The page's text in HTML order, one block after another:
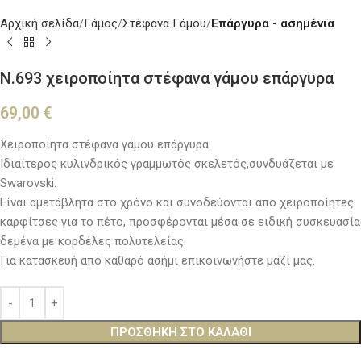
Αρχική σελίδα Γάμος Στέφανα Γάμου Επάργυρα - ασημένια
Ν.693 χειροποίητα στέφανα γάμου επάργυρα
69,00 €
Χειροποίητα στέφανα γάμου επάργυρα.
Ιδιαίτερος κυλινδρικός γραμμωτός σκελετός,συνδυάζεται με
Swarovski.
Είναι αμετάβλητα στο χρόνο και συνοδεύονται απο χειροποίητες
καρφίτσες για το πέτο, προσφέρονται μέσα σε ειδική συσκευασία
δεμένα με κορδέλες πολυτελείας.
Για κατασκευή από καθαρό ασήμι επικοινωνήστε μαζί μας.
ΠΡΟΣΘΉΚΗ ΣΤΟ ΚΑΛΆΘΙ